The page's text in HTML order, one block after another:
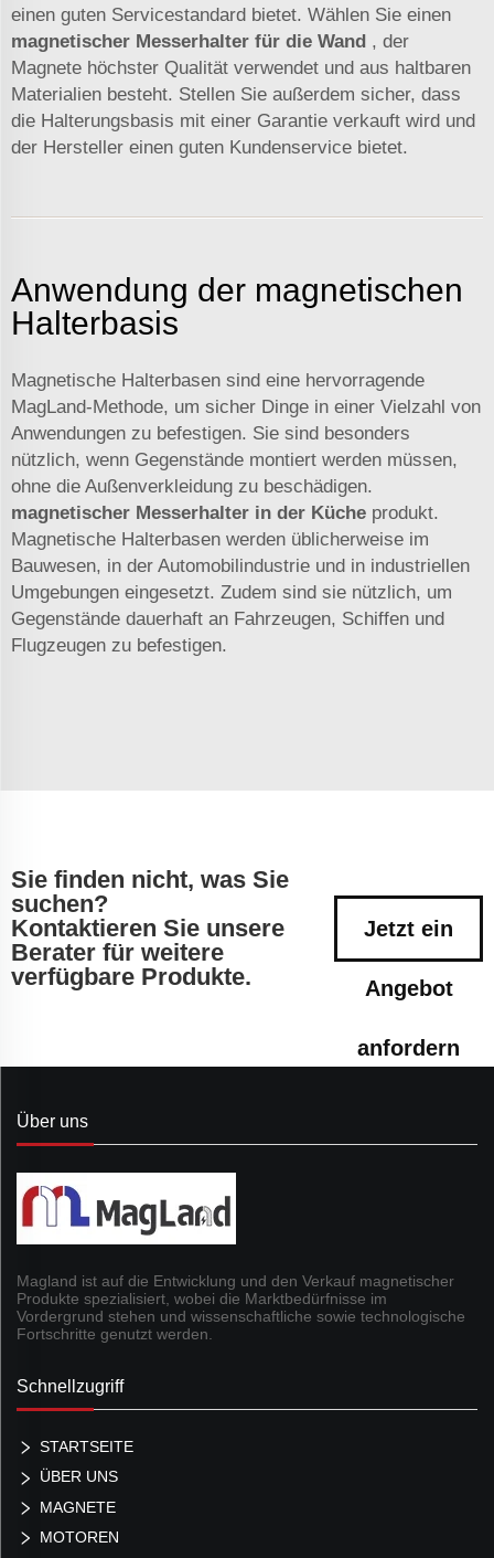
einen guten Servicestandard bietet. Wählen Sie einen
magnetischer Messerhalter für die Wand , der
Magnete höchster Qualität verwendet und aus haltbaren
Materialien besteht. Stellen Sie außerdem sicher, dass
die Halterungsbasis mit einer Garantie verkauft wird und
der Hersteller einen guten Kundenservice bietet.
Anwendung der magnetischen
Halterbasis
Magnetische Halterbasen sind eine hervorragende
MagLand-Methode, um sicher Dinge in einer Vielzahl von
Anwendungen zu befestigen. Sie sind besonders
nützlich, wenn Gegenstände montiert werden müssen,
ohne die Außenverkleidung zu beschädigen.
magnetischer Messerhalter in der Küche produkt.
Magnetische Halterbasen werden üblicherweise im
Bauwesen, in der Automobilindustrie und in industriellen
Umgebungen eingesetzt. Zudem sind sie nützlich, um
Gegenstände dauerhaft an Fahrzeugen, Schiffen und
Flugzeugen zu befestigen.
Sie finden nicht, was Sie
suchen?
Kontaktieren Sie unsere
Berater für weitere
verfügbare Produkte.
Jetzt ein
Angebot
anfordern
Über uns
Magland ist auf die Entwicklung und den Verkauf magnetischer
Produkte spezialisiert, wobei die Marktbedürfnisse im
Vordergrund stehen und wissenschaftliche sowie technologische
Fortschritte genutzt werden.
Schnellzugriff
STARTSEITE
ÜBER UNS
MAGNETE
MOTOREN